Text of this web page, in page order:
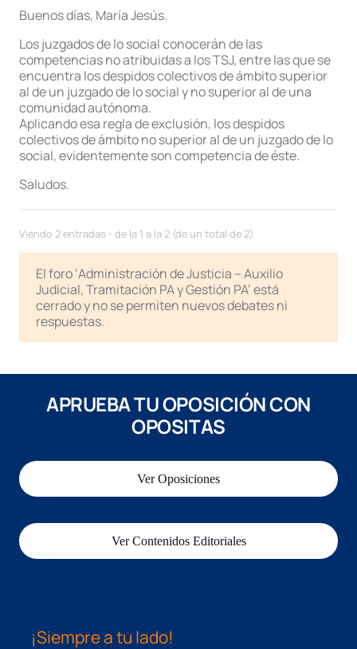
Buenos días, María Jesús.
Los juzgados de lo social conocerán de las
competencias no atribuidas a los TSJ, entre las que se
encuentra los despidos colectivos de ámbito superior
al de un juzgado de lo social y no superior al de una
comunidad autónoma.
Aplicando esa regla de exclusión, los despidos
colectivos de ámbito no superior al de un juzgado de lo
social, evidentemente son competencia de éste.
Saludos.
Viendo 2 entradas - de la 1 a la 2 (de un total de 2)
El foro ‘Administración de Justicia – Auxilio
Judicial, Tramitación PA y Gestión PA’ está
cerrado y no se permiten nuevos debates ni
respuestas.
APRUEBA TU OPOSICIÓN CON
OPOSITAS
Ver Oposiciones
Ver Contenidos Editoriales
¡Siempre a tu lado!